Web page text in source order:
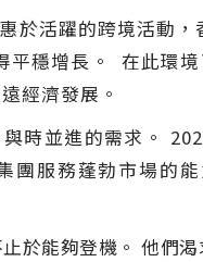
於活躍的跨境活動，
平穩增長。 在此環
經濟發展。
時並進的需求。
團服務蓬勃市場的
於能夠登機。 他們